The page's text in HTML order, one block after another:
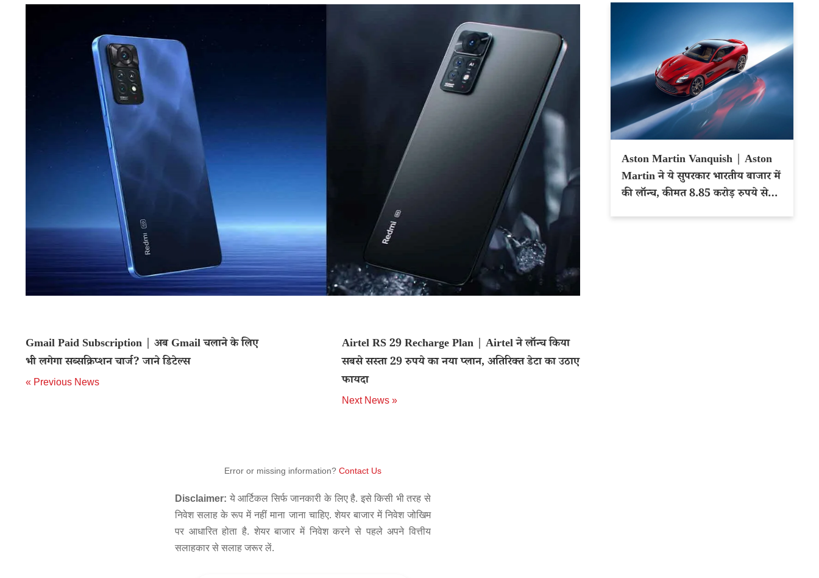
Gmail Paid Subscription | अब Gmail चलाने के लिए
भी लगेगा सब्सक्रिप्शन चार्ज? जाने डिटेल्स
« Previous News
Airtel RS 29 Recharge Plan | Airtel ने लॉन्च किया
सबसे सस्ता 29 रुपये का नया प्लान, अतिरिक्त डेटा का उठाए
फायदा
Next News »
Error or missing information? Contact Us
Disclaimer: ये आर्टिकल सिर्फ जानकारी के लिए है. इसे किसी भी तरह से
निवेश सलाह के रूप में नहीं माना जाना चाहिए. शेयर बाजार में निवेश जोखिम
पर आधारित होता है. शेयर बाजार में निवेश करने से पहले अपने वित्तीय
सलाहकार से सलाह जरूर लें.
Aston Martin Vanquish | Aston
Martin ने ये सुपरकार भारतीय बाजार में
की लॉन्च, कीमत 8.85 करोड़ रुपये से